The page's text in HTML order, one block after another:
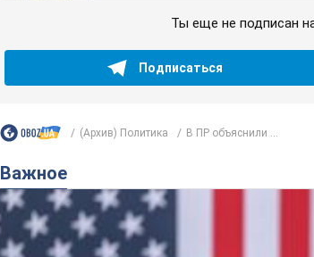
Ты еще не подписан
Подписаться
(Архив) Политика В ПР объяснили ...
Важное